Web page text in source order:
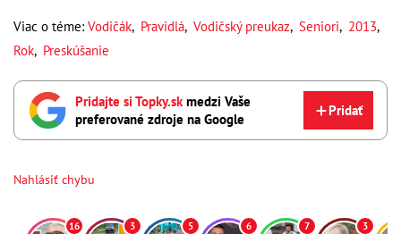
Viac o téme: Vodičák, Pravidlá, Vodičský preukaz, Seniori, 2013,
Rok, Preskúšanie
Pridajte si Topky.skmedzi Vaše
preferované zdroje na Google
Pridať
Nahlásiť chybu
16 3 5 6 7 3